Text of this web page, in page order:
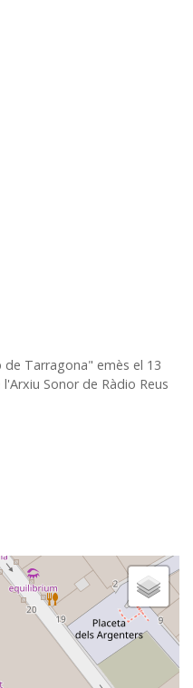
Tarragona" emès el 13
Sonor de Ràdio Reus